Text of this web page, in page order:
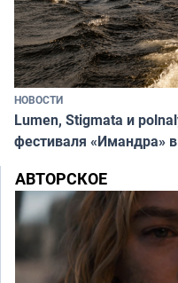
НОВОСТИ
Lumen, Stigmata и
фестиваля «Имандра»
АВТОРСКОЕ